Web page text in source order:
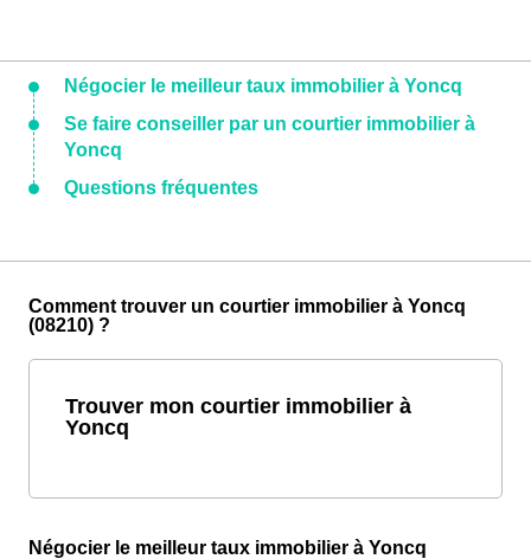
Négocier le meilleur taux immobilier à Yoncq
Se faire conseiller par un courtier immobilier à
Yoncq
Questions fréquentes
Comment trouver un courtier immobilier à Yoncq
(08210) ?
Trouver mon courtier immobilier à
Yoncq
Négocier le meilleur taux immobilier à Yoncq